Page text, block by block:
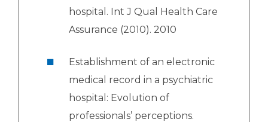
hospital. Int J Qual Health Care
Assurance (2010). 2010
Establishment of an electronic
medical record in a psychiatric
hospital: Evolution of
professionals’ perceptions.